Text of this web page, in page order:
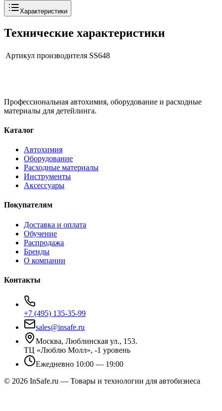
Характеристики
Технические характеристики
Артикул производителя SS648
Профессиональная автохимия, оборудование и расходные
материалы для детейлинга.
Каталог
Автохимия
Оборудование
Расходные материалы
Инструменты
Аксессуары
Покупателям
Доставка и оплата
Обучение
Распродажа
Бренды
О компании
Контакты
+7 (495) 135-35-99
sales@insafe.ru
Москва, Люблинская ул., 153.
ТЦ «Люблю Молл», -1 уровень
Ежедневно 10:00 — 19:00
© 2026 InSafe.ru — Товары и технологии для автобизнеса